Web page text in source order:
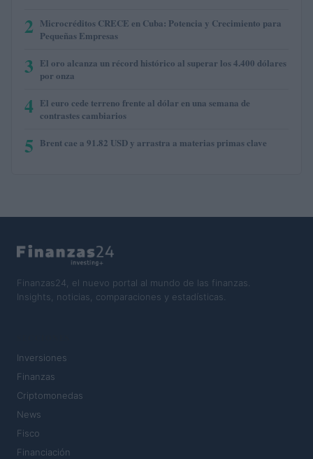
2 Microcréditos CRECE en Cuba: Potencia y Crecimiento para
Pequeñas Empresas
3 El oro alcanza un récord histórico al superar los 4.400 dólares
por onza
4 El euro cede terreno frente al dólar en una semana de
contrastes cambiarios
5 Brent cae a 91.82 USD y arrastra a materias primas clave
Finanzas24, el nuevo portal al mundo de las finanzas.
Insights, noticias, comparaciones y estadísticas.
Inversiones
Finanzas
Criptomonedas
News
Fisco
Financiación